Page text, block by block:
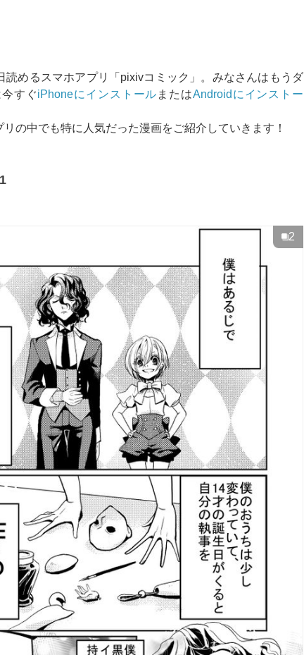
読めるスマホアプリ「pixivコミック」。みなさんはもうダ
すぐiPhoneにインストール またはAndroidにインストー
の中でも特に人気だった漫画をご紹介していきます！
2